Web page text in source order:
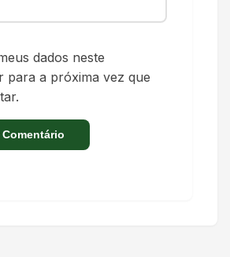
dados neste
para a próxima vez que